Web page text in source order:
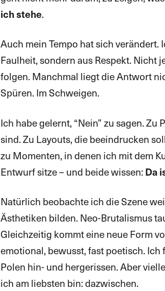
ich stehe.
Auch mein Tempo hat sich verändert.
Faulheit, sondern aus Respekt. Nicht
folgen. Manchmal liegt die Antwort
Spüren. Im Schweigen.
Ich habe gelernt, “Nein” zu sagen.
sind. Zu Layouts, die beeindrucken
zu Momenten, in denen ich mit dem
Entwurf sitze – und beide wissen:Da
Natürlich beobachte ich die Szene
Ästhetiken bilden. Neo-Brutalismus
Gleichzeitig kommt eine neue Form
emotional, bewusst, fast poetisch.
Polen hin- und hergerissen. Aber
ich am liebsten bin: dazwischen.